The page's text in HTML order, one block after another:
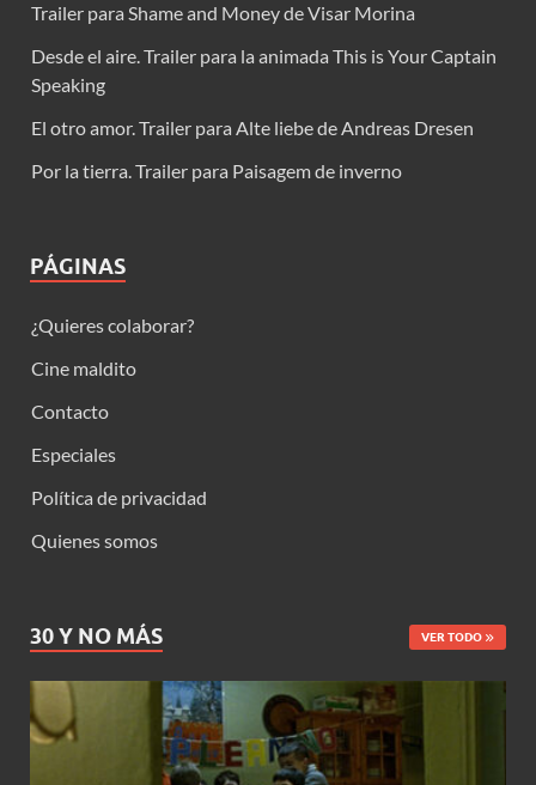
Trailer para Shame and Money de Visar Morina
Desde el aire. Trailer para la animada This is Your Captain
Speaking
El otro amor. Trailer para Alte liebe de Andreas Dresen
Por la tierra. Trailer para Paisagem de inverno
PÁGINAS
¿Quieres colaborar?
Cine maldito
Contacto
Especiales
Política de privacidad
Quienes somos
30 Y NO MÁS VER TODO